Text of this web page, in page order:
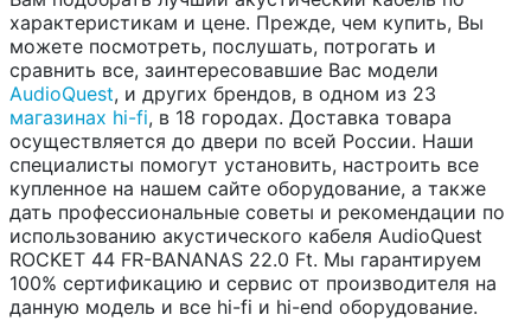
характеристикам и цене. Прежде, чем купить, Вы
можете посмотреть, послушать, потрогать и
сравнить все, заинтересовавшие Вас модели
AudioQuest, и других брендов, в одном из 23
магазинах hi-fi, в 18 городах. Доставка товара
осуществляется до двери по всей России. Наши
специалисты помогут установить, настроить все
купленное на нашем сайте оборудование, а также
дать профессиональные советы и рекомендации по
использованию акустического кабеля AudioQuest
ROCKET 44 FR-BANANAS 22.0 Ft. Мы гарантируем
100% сертификацию и сервис от производителя на
данную модель и все hi-fi и hi-end оборудование.